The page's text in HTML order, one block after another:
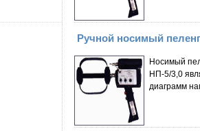
Ручной носимый
Носимый
НП-5/3,0
диаграмм